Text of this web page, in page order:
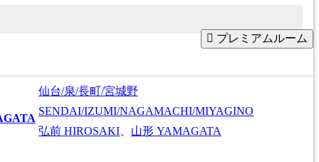
仙台/泉/長町/宮城野
SENDAI/IZUMI/NAGAMACHI/MIYAGINO
弘前 HIROSAKI 山形 YAMAGATA
プレミアムルーム